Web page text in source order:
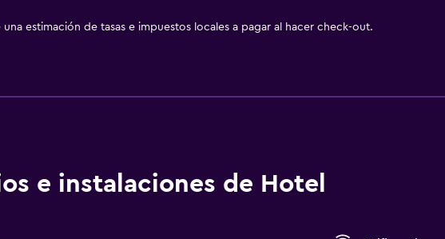
una estimación de tasas e impuestos locales a pagar al hacer check-out.
e instalaciones de Hotel